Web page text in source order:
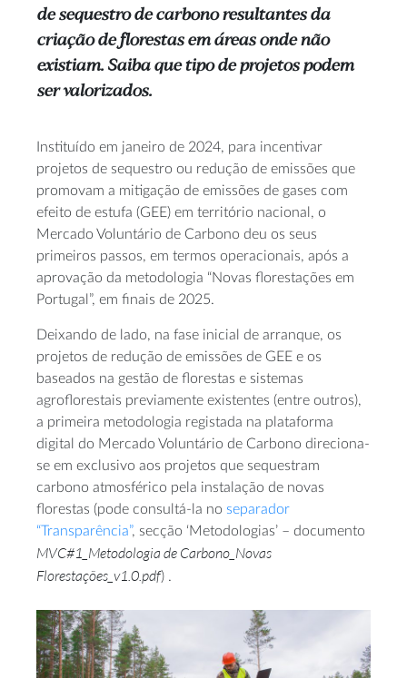
de sequestro de carbono resultantes da
criação de florestas em áreas onde não
existiam. Saiba que tipo de projetos podem
ser valorizados.
Instituído em janeiro de 2024, para incentivar
projetos de sequestro ou redução de emissões que
promovam a mitigação de emissões de gases com
efeito de estufa (GEE) em território nacional, o
Mercado Voluntário de Carbono deu os seus
primeiros passos, em termos operacionais, após a
aprovação da metodologia “Novas florestações em
Portugal”, em finais de 2025.
Deixando de lado, na fase inicial de arranque, os
projetos de redução de emissões de GEE e os
baseados na gestão de florestas e sistemas
agroflorestais previamente existentes (entre outros),
a primeira metodologia registada na plataforma
digital do Mercado Voluntário de Carbono direciona-
se em exclusivo aos projetos que sequestram
carbono atmosférico pela instalação de novas
florestas (pode consultá-la no separador
“Transparência”, secção ‘Metodologias’ – documento
MVC#1_Metodologia de Carbono_Novas
Florestações_v1.0.pdf) .